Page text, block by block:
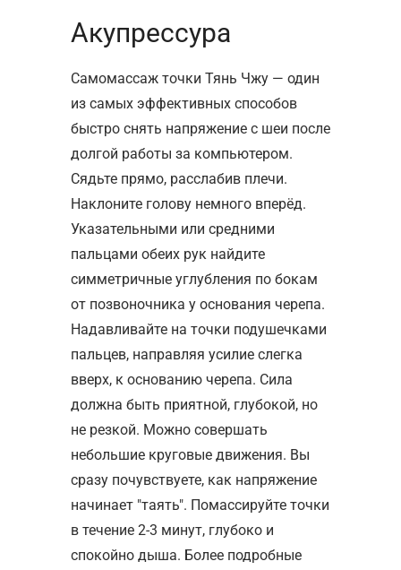
Акупрессура
Самомассаж точки Тянь Чжу — один
из самых эффективных способов
быстро снять напряжение с шеи после
долгой работы за компьютером.
Сядьте прямо, расслабив плечи.
Наклоните голову немного вперёд.
Указательными или средними
пальцами обеих рук найдите
симметричные углубления по бокам
от позвоночника у основания черепа.
Надавливайте на точки подушечками
пальцев, направляя усилие слегка
вверх, к основанию черепа. Сила
должна быть приятной, глубокой, но
не резкой. Можно совершать
небольшие круговые движения. Вы
сразу почувствуете, как напряжение
начинает "таять". Помассируйте точки
в течение 2-3 минут, глубоко и
спокойно дыша. Более подробные